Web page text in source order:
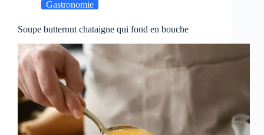
Gastronomie
Soupe butternut chataigne qui fond en bouche